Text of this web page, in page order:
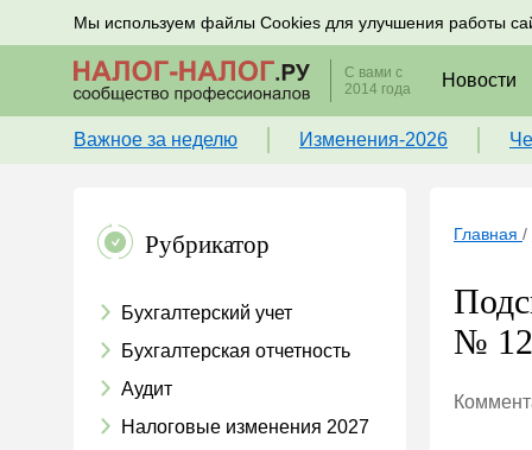
Мы используем файлы Cookies для улучшения работы
Подписывайтесь на новости по налогам, учету и
С вами с
2014 года
Новости
Важное за неделю Изменения-2026
Рубрикатор
Бухгалтерский учет
Бухгалтерская отчетность
Аудит
Налоговые изменения 2027
Главная /
№